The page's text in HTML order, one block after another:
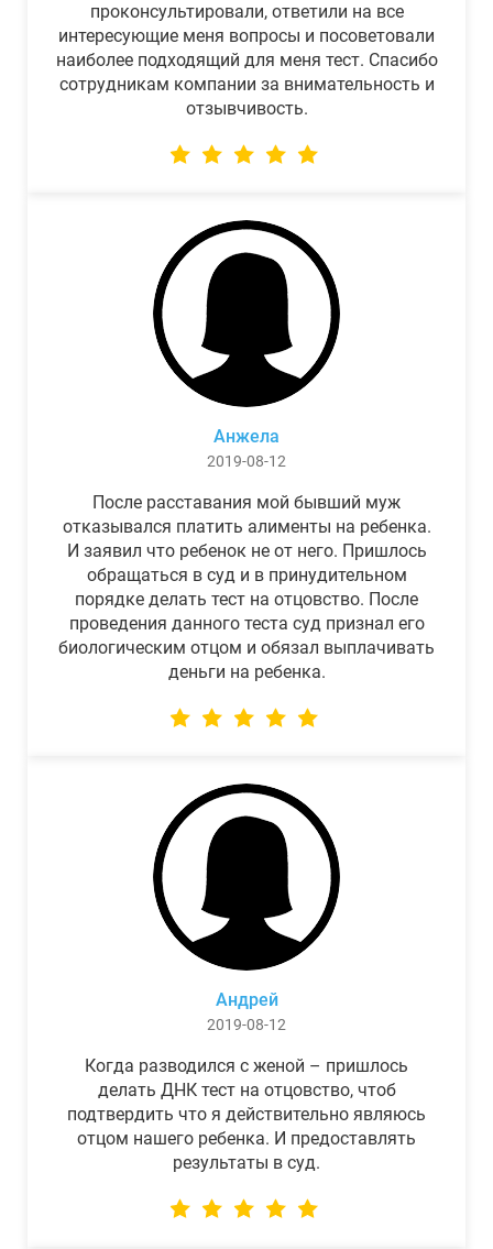
проконсультировали, ответили на все
интересующие меня вопросы и посоветовали
наиболее подходящий для меня тест. Спасибо
сотрудникам компании за внимательность и
отзывчивость.
Анжела
2019-08-12
После расставания мой бывший муж
отказывался платить алименты на ребенка.
И заявил что ребенок не от него. Пришлось
обращаться в суд и в принудительном
порядке делать тест на отцовство. После
проведения данного теста суд признал его
биологическим отцом и обязал выплачивать
деньги на ребенка.
Андрей
2019-08-12
Когда разводился с женой – пришлось
делать ДНК тест на отцовство, чтоб
подтвердить что я действительно являюсь
отцом нашего ребенка. И предоставлять
результаты в суд.